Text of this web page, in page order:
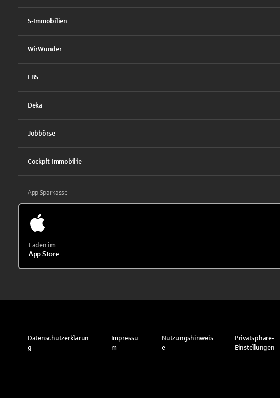
S-Immobilien
WirWunder
LBS
Deka
Jobbörse
Cockpit Immobilie
App Sparkasse
Laden im
App Store
Datenschutzerklärun
g
Impressu
m
Nutzungshinweis
e
Privatsphäre-
Einstellungen